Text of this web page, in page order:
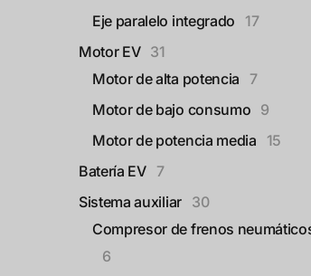
Eje paralelo integrado
17
Motor EV 31
Motor de alta potencia
7
Motor de bajo consumo 9
Motor de potencia media
15
Batería EV
7
Sistema auxiliar
30
Compresor de frenos
6